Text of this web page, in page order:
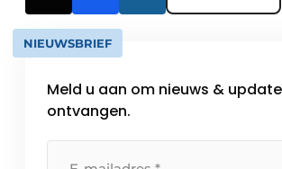
NIEUWSBRIEF
Meld u aan om nieuws &
ontvangen.